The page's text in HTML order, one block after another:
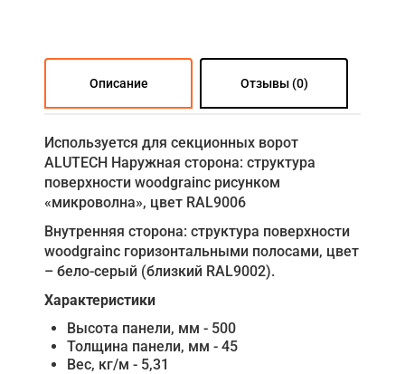
Описание Отзывы (0)
Используется для секционных ворот
ALUTECH Наружная сторона: структура
поверхности woodgrainс рисунком
«микроволна», цвет RAL9006
Внутренняя сторона: структура поверхности
woodgrainс горизонтальными полосами, цвет
– бело-серый (близкий RAL9002).
Характеристики
Высота панели, мм - 500
Толщина панели, мм - 45
Вес, кг/м - 5,31